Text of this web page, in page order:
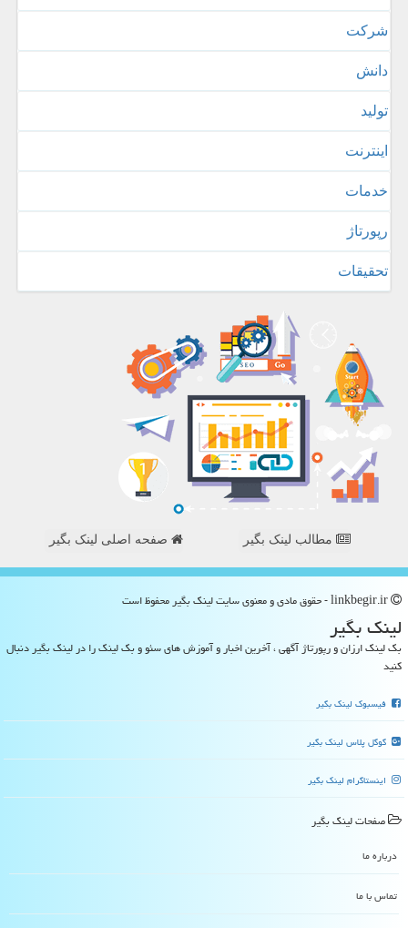
شركت
دانش
تولید
اینترنت
خدمات
رپورتاژ
تحقیقات
مطالب لینک بگیر صفحه اصلی لینک بگیر
لینك بگیر
بک لینک ارزان و رپورتاژ آگهی ، آخرین اخبار و آموزش های سئو و بک لینک را در لینک بگیر دنبال
کنید
فیسبوک لینک بگیر
گوگل پلاس لینک بگیر
اینستاگرام لینک بگیر
صفحات لینك بگیر
درباره ما
تماس با ما